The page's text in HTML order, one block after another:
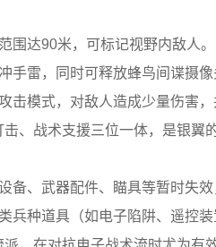
围达90米，可标记视野内敌人。
手雷，同时可释放蜂鸟间谍摄像
击模式，对敌人造成少量伤害
、战术支援三位一体，是银翼
备、武器配件、瞄具等暂时失效
兵种道具（如电子陷阱、遥控装